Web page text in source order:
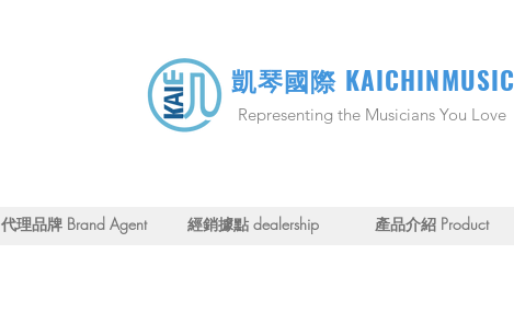
凱琴國際 KAICHINMUSIC
Representing the Musicians You Love
代理品牌 Brand Agent 經銷據點 dealership 產品介紹 Product